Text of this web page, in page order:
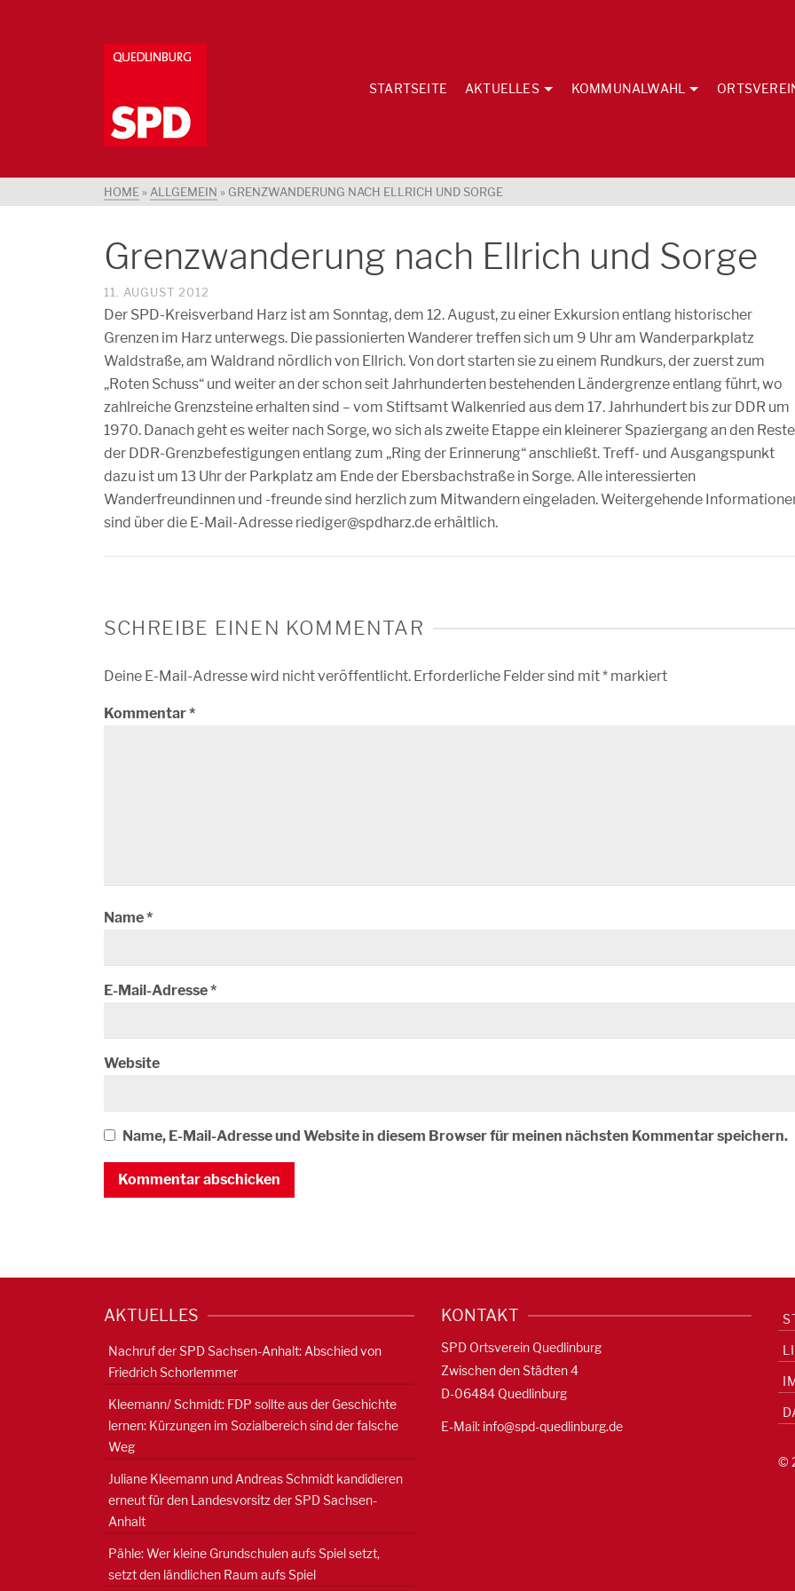
STARTSEITE AKTUELLES KOMMUNALWAHL
HOME » ALLGEMEIN » GRENZWANDERUNG NACH ELLRICH UND SORGE
Grenzwanderung nach Ellrich und Sorge
11. AUGUST 2012
Der SPD-Kreisverband Harz ist am Sonntag, dem 12. August, zu einer Exkursion entlang historischer
Grenzen im Harz unterwegs. Die passionierten Wanderer treffen sich um 9 Uhr am Wanderparkplatz
Waldstraße, am Waldrand nördlich von Ellrich. Von dort starten sie zu einem Rundkurs, der zuerst zum
„Roten Schuss“ und weiter an der schon seit Jahrhunderten bestehenden Ländergrenze entlang führt, wo
zahlreiche Grenzsteine erhalten sind – vom Stiftsamt Walkenried aus dem 17. Jahrhundert bis zur DDR um
1970. Danach geht es weiter nach Sorge, wo sich als zweite Etappe ein kleinerer Spaziergang an den
der DDR-Grenzbefestigungen entlang zum „Ring der Erinnerung“ anschließt. Treff- und Ausgangspunkt
dazu ist um 13 Uhr der Parkplatz am Ende der Ebersbachstraße in Sorge. Alle interessierten
Wanderfreundinnen und -freunde sind herzlich zum Mitwandern eingeladen. Weitergehende
sind über die E-Mail-Adresse riediger@spdharz.de erhältlich.
SCHREIBE EINEN KOMMENTAR
Deine E-Mail-Adresse wird nicht veröffentlicht. Erforderliche Felder sind mit* markiert
Kommentar*
Name*
E-Mail-Adresse*
Website
Name, E-Mail-Adresse und Website in diesem Browser für meinen nächsten Kommentar speichern.
AKTUELLES
Nachruf der SPD Sachsen-Anhalt: Abschied von
Friedrich Schorlemmer
Kleemann/ Schmidt: FDP sollte aus der Geschichte
lernen: Kürzungen im Sozialbereich sind der falsche
Weg
Juliane Kleemann und Andreas Schmidt kandidieren
erneut für den Landesvorsitz der SPD Sachsen-
Anhalt
Pähle: Wer kleine Grundschulen aufs Spiel setzt,
setzt den ländlichen Raum aufs Spiel
KONTAKT
SPD Ortsverein Quedlinburg
Zwischen den Städten 4
D-06484 Quedlinburg
E-Mail: info@spd-quedlinburg.de
©